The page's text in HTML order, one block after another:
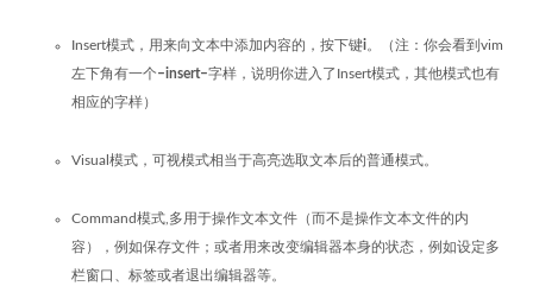
Insert模式，用来向文本中添加内容的，按下键i。（注：你会看到vim
左下角有一个–insert–字样，说明你进入了Insert模式，其他模式也有
相应的字样）
Visual模式，可视模式相当于高亮选取文本后的普通模式。
Command模式,多用于操作文本文件（而不是操作文本文件的内
容），例如保存文件；或者用来改变编辑器本身的状态，例如设定多
栏窗口、标签或者退出编辑器等。